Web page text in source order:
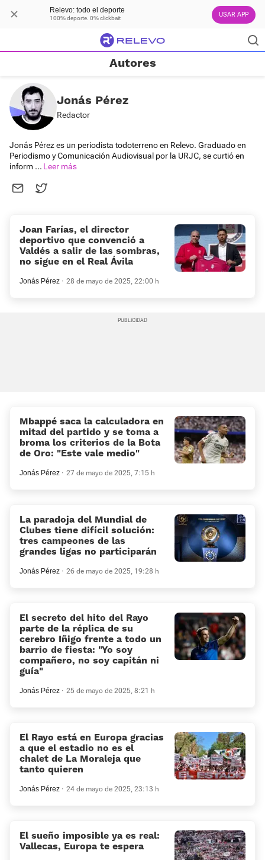
Relevo: todo el deporte
100% deporte. 0% clickbait USAR APP
Autores
Jonás Pérez
Redactor
Jonás Pérez es un periodista todoterreno en Relevo. Graduado en
Periodismo y Comunicación Audiovisual por la URJC, se curtió en
inform ...
Joan Farías, el director
deportivo que convenció a
Valdés a salir de las sombras,
no sigue en el Real Ávila
Jonás Pérez 28 de mayo de 2025, 22:00 h
Mbappé saca la calculadora en
mitad del partido y se toma a
broma los criterios de la Bota
de Oro: “Este vale medio”
Jonás Pérez 27 de mayo de 2025, 7:15 h
La paradoja del Mundial de
Clubes tiene difícil solución:
tres campeones de las
grandes ligas no participarán
Jonás Pérez 26 de mayo de 2025, 19:28 h
El secreto del hito del Rayo
parte de la réplica de su
cerebro Iñigo frente a todo un
barrio de fiesta: «Yo soy
compañero, no soy capitán ni
guía»
Jonás Pérez 25 de mayo de 2025, 8:21 h
El Rayo está en Europa gracias
a que el estadio no es el
chalet de La Moraleja que
tanto quieren
Jonás Pérez 24 de mayo de 2025, 23:13 h
El sueño imposible ya es real:
Vallecas, Europa te espera